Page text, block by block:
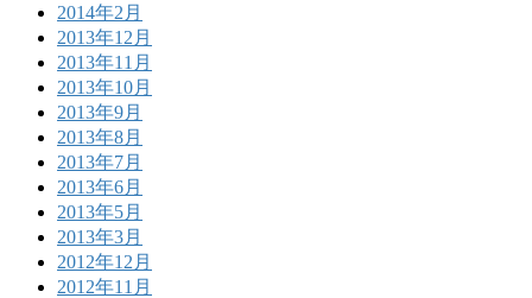
2014年2月
2013年12月
2013年11月
2013年10月
2013年9月
2013年8月
2013年7月
2013年6月
2013年5月
2013年3月
2012年12月
2012年11月